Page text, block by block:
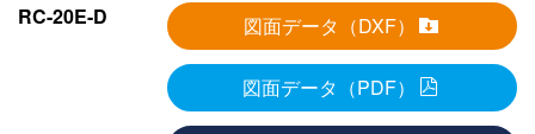
RC-20E-D 図面データ（DXF）
図面データ（PDF）